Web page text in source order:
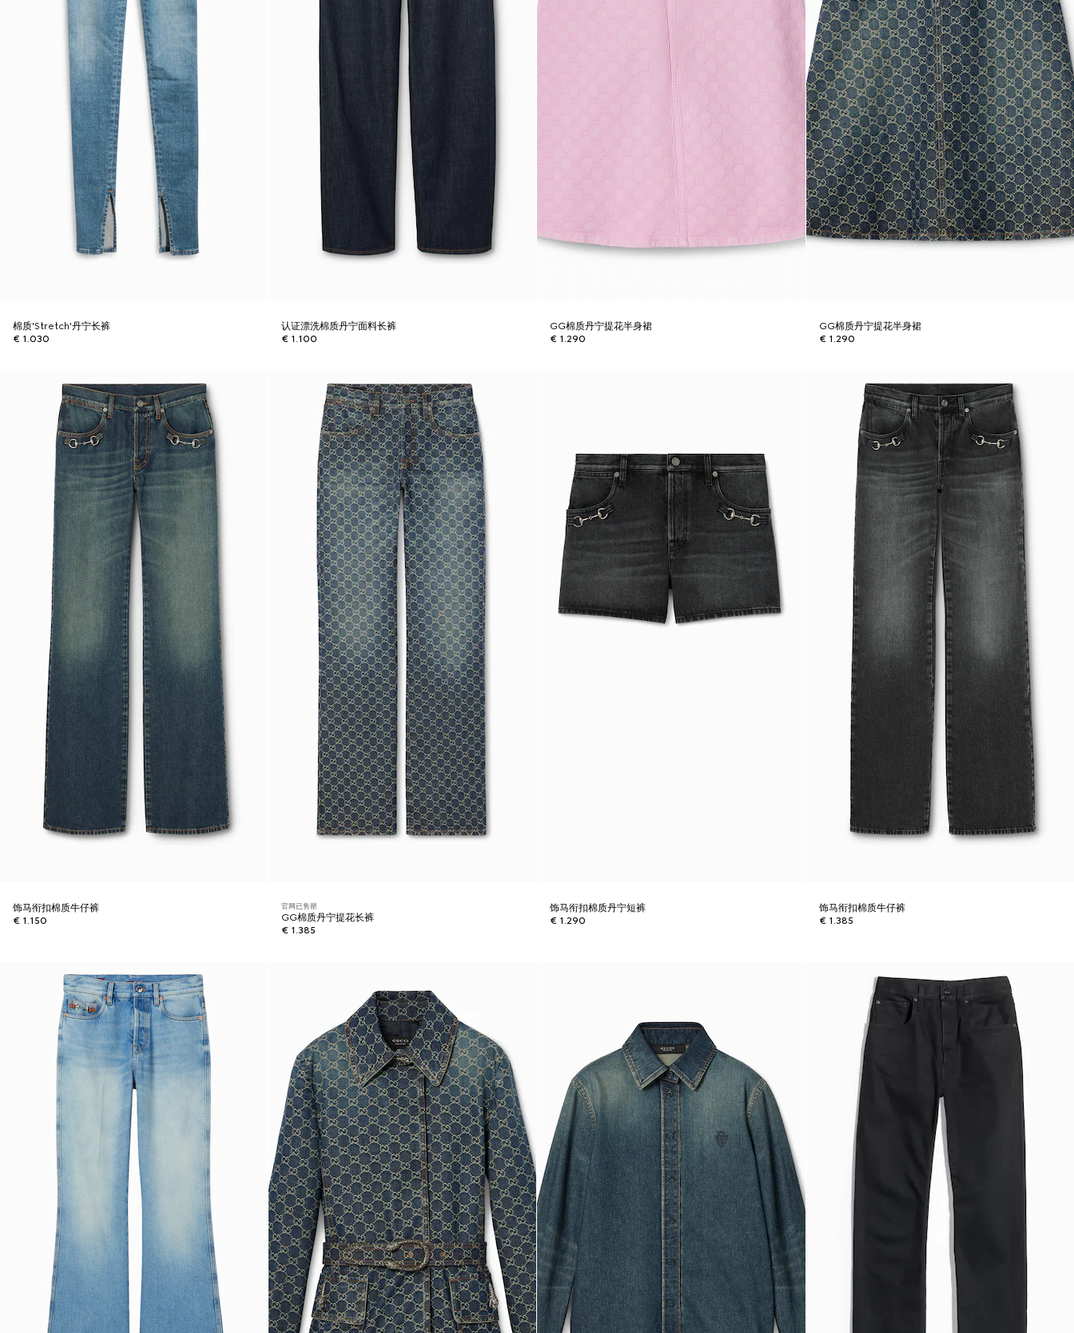
棉质'Stretch'丹宁长裤
€ 1.030
认证漂洗棉质丹宁面料长裤
€ 1.100
GG棉质丹宁提花半身裙
€ 1.290
GG棉质丹宁提花半身裙
€ 1.290
饰马衔扣棉质牛仔裤
€ 1.150
官网已售罄
GG棉质丹宁提花长裤
€ 1.385
饰马衔扣棉质丹宁短裤
€ 1.290
饰马衔扣棉质牛仔裤
€ 1.385